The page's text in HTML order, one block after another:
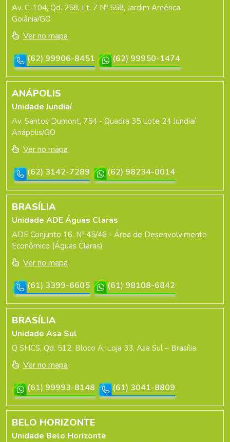
Av. C-104, Qd. 258, Lt. 7 Nº 558, Jardim América
Goiânia/GO
Ver no mapa
(62) 99906-8451
(62) 99950-1474
ANÁPOLIS
Unidade Jundiaí
Av. Santos Dumont, 754 - Quadra 35 Lote 24 Jundiaí
Anápolis/GO
Ver no mapa
(62) 3142-7289
(62) 98234-0014
BRASÍLIA
Unidade ADE Águas Claras
ADE Conjunto 16, Nº 45/46 - Área de Desenvolvimento
Econômico (Águas Claras)
Ver no mapa
(61) 3399-6605
(61) 98108-6842
BRASÍLIA
Unidade Asa Sul
Q SHCS, Qd. 512, Bloco A, Loja 33, Asa Sul – Brasília
Ver no mapa
(61) 99993-8148
(61) 3041-8809
BELO HORIZONTE
Unidade Belo Horizonte